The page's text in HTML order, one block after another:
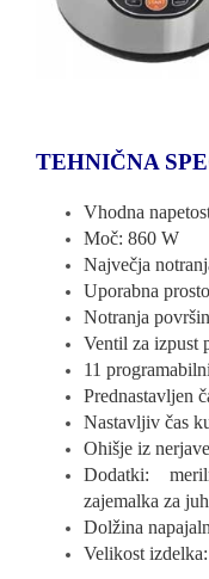
TEHNIČNA
Vhodna
Moč: 860 W
Največja
Uporabna
Notranja
Ventil za izpust
11
Prednastavljen
Nastavljiv čas
Ohišje iz
Dodatki:
zajemalka za
Dolžina
Velikost